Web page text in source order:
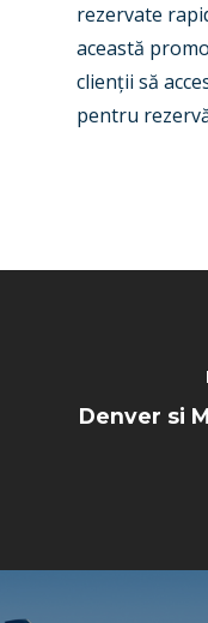
rezervate
această
clienții să
pentru
Denver si